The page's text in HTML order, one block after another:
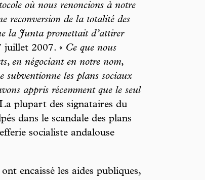
où nous renoncions à notre
reconversion de la totalité des
la Junta promettait d’attirer
juillet 2007. « Ce que nous
en négociant en notre nom,
subventionne les plans sociaux
appris récemment que le seul
plupart des signataires du
dans le scandale des plans
socialiste andalouse
encaissé les aides publiques,